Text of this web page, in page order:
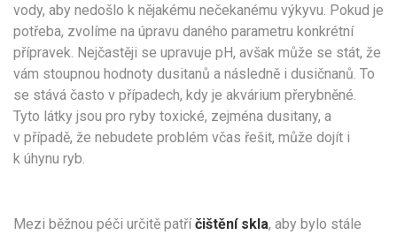
vody, aby nedošlo k nějakému nečekanému výkyvu. Pokud je
potřeba, zvolíme na úpravu daného parametru konkrétní
přípravek. Nejčastěji se upravuje pH, avšak může se stát, že
vám stoupnou hodnoty dusitanů a následně i dusičnanů. To
se stává často v případech, kdy je akvárium přerybněné.
Tyto látky jsou pro ryby toxické, zejména dusitany, a
v případě, že nebudete problém včas řešit, může dojít i
k úhynu ryb.
Mezi běžnou péči určitě patříčištění skla, aby bylo stále